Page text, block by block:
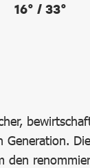
16° / 33°
den